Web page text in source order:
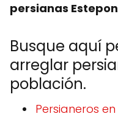
persianas
Busque aquí
arreglar
población.
Persianeros